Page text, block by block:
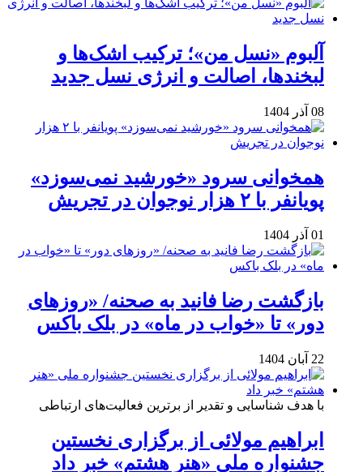
آلبوم «نسل من»؛ ترکیب اشک‌ها و
لبخندها، اصالت و انرژی نسل جدید
08 آذر 1404
همخوانی سرود «خورشید نمی‌سوزد»
پویانفر با ۲ هزار نوجوان در تجریش
01 آذر 1404
بازگشت رضا فانید به صحنه/ «روزهای
دور» تا «خواب در ماه» در بلک باکس
22 آبان 1404
با هدف شناسایی و تقدیر از برترین فعالیت‌های ارتباطی
ابراهیم مولائی از برگزاری نخستین
جشنواره ملی «هنر هشتم» خبر داد